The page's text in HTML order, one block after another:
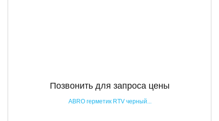
Позвонить для запроса цены
ABRO герметик RTV черный...